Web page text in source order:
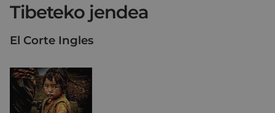
Tibeteko jendea
El Corte Ingles